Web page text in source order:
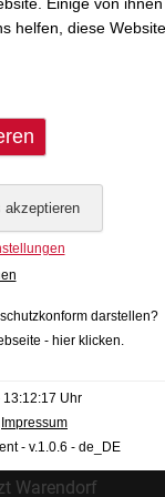
Warendorf
helfen, diese Website
darstellen?
- hier klicken
13:12:17 Uhr
Impressum
- v.1.0.6 - de_DE